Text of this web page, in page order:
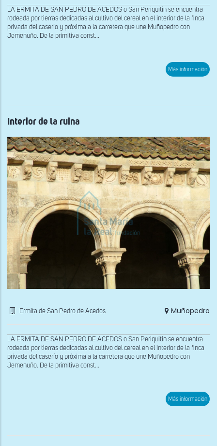
LA ERMITA DE SAN PEDRO DE ACEDOS o San Periquitín se encuentra
rodeada por tierras dedicadas al cultivo del cereal en el interior de la finca
privada del caserío y próxima a la carretera que une Muñopedro con
Jemenuño. De la primitiva const...
Más información
Interior de la ruina
Ermita de San Pedro de Acedos Muñopedro
LA ERMITA DE SAN PEDRO DE ACEDOS o San Periquitín se encuentra
rodeada por tierras dedicadas al cultivo del cereal en el interior de la finca
privada del caserío y próxima a la carretera que une Muñopedro con
Jemenuño. De la primitiva const...
Más información